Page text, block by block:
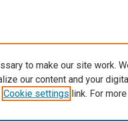
to make our site work.
our content and your
Cookie settings link. For